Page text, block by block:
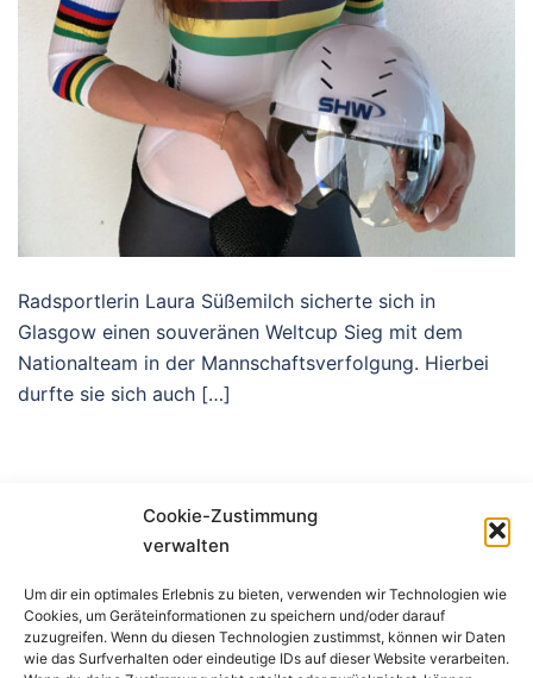
Cookie-Zustimmung
verwalten
Um dir ein optimales Erlebnis zu bieten, verwenden wir Technologien wie
Cookies, um Geräteinformationen zu speichern und/oder darauf
zuzugreifen. Wenn du diesen Technologien zustimmst, können wir Daten
wie das Surfverhalten oder eindeutige IDs auf dieser Website verarbeiten.
Radsportlerin Laura Süßemilch sicherte sich in
Glasgow einen souveränen Weltcup Sieg mit dem
Nationalteam in der Mannschaftsverfolgung. Hierbei
durfte sie sich auch […]
Impressum